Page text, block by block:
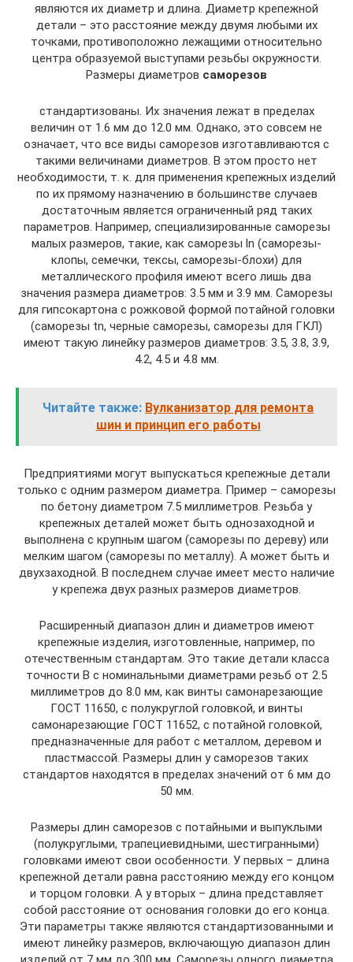
являются их диаметр и длина. Диаметр крепежной
детали – это расстояние между двумя любыми их
точками, противоположно лежащими относительно
центра образуемой выступами резьбы окружности.
Размеры диаметров саморезов
стандартизованы. Их значения лежат в пределах
величин от 1.6 мм до 12.0 мм. Однако, это совсем не
означает, что все виды саморезов изготавливаются с
такими величинами диаметров. В этом просто нет
необходимости, т. к. для применения крепежных изделий
по их прямому назначению в большинстве случаев
достаточным является ограниченный ряд таких
параметров. Например, специализированные саморезы
малых размеров, такие, как саморезы ln (саморезы-
клопы, семечки, тексы, саморезы-блохи) для
металлического профиля имеют всего лишь два
значения размера диаметров: 3.5 мм и 3.9 мм. Саморезы
для гипсокартона с рожковой формой потайной головки
(саморезы tn, черные саморезы, саморезы для ГКЛ)
имеют такую линейку размеров диаметров: 3.5, 3.8, 3.9,
4.2, 4.5 и 4.8 мм.
Читайте также: Вулканизатор для ремонта
шин и принцип его работы
Предприятиями могут выпускаться крепежные детали
только с одним размером диаметра. Пример – саморезы
по бетону диаметром 7.5 миллиметров. Резьба у
крепежных деталей может быть однозаходной и
выполнена с крупным шагом (саморезы по дереву) или
мелким шагом (саморезы по металлу). А может быть и
двухзаходной. В последнем случае имеет место наличие
у крепежа двух разных размеров диаметров.
Расширенный диапазон длин и диаметров имеют
крепежные изделия, изготовленные, например, по
отечественным стандартам. Это такие детали класса
точности В с номинальными диаметрами резьб от 2.5
миллиметров до 8.0 мм, как винты самонарезающие
ГОСТ 11650, с полукруглой головкой, и винты
самонарезающие ГОСТ 11652, с потайной головкой,
предназначенные для работ с металлом, деревом и
пластмассой. Размеры длин у саморезов таких
стандартов находятся в пределах значений от 6 мм до
50 мм.
Размеры длин саморезов с потайными и выпуклыми
(полукруглыми, трапециевидными, шестигранными)
головками имеют свои особенности. У первых – длина
крепежной детали равна расстоянию между его концом
и торцом головки. А у вторых – длина представляет
собой расстояние от основания головки до его конца.
Эти параметры также являются стандартизованными и
имеют линейку размеров, включающую диапазон длин